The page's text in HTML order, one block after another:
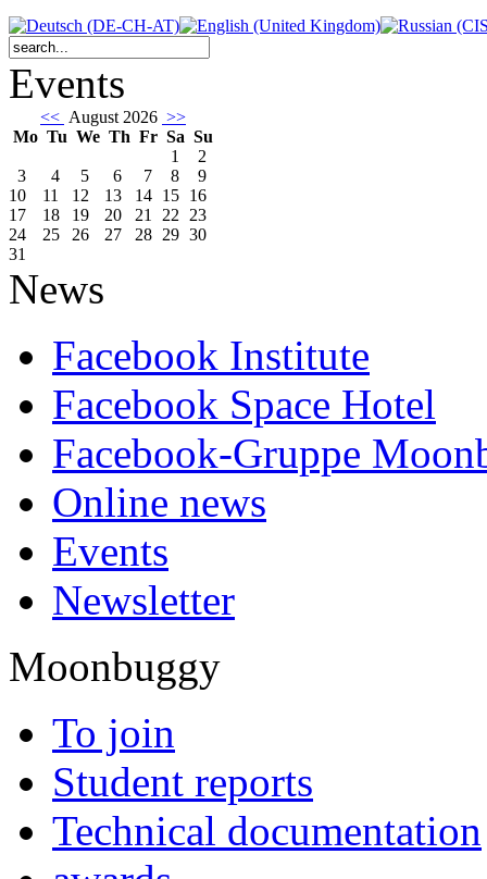
Events
<< August 2026 >>
Mo Tu We Th Fr Sa Su
1
2
3
4 5 6 7 8
9
10
11 12 13 14 15 16
17
18 19 20 21 22 23
24
25 26 27 28 29 30
31
News
Facebook Institute
Facebook Space Hotel
Facebook-Gruppe
Online news
Events
Newsletter
Moonbuggy
To join
Student reports
Technical documentation